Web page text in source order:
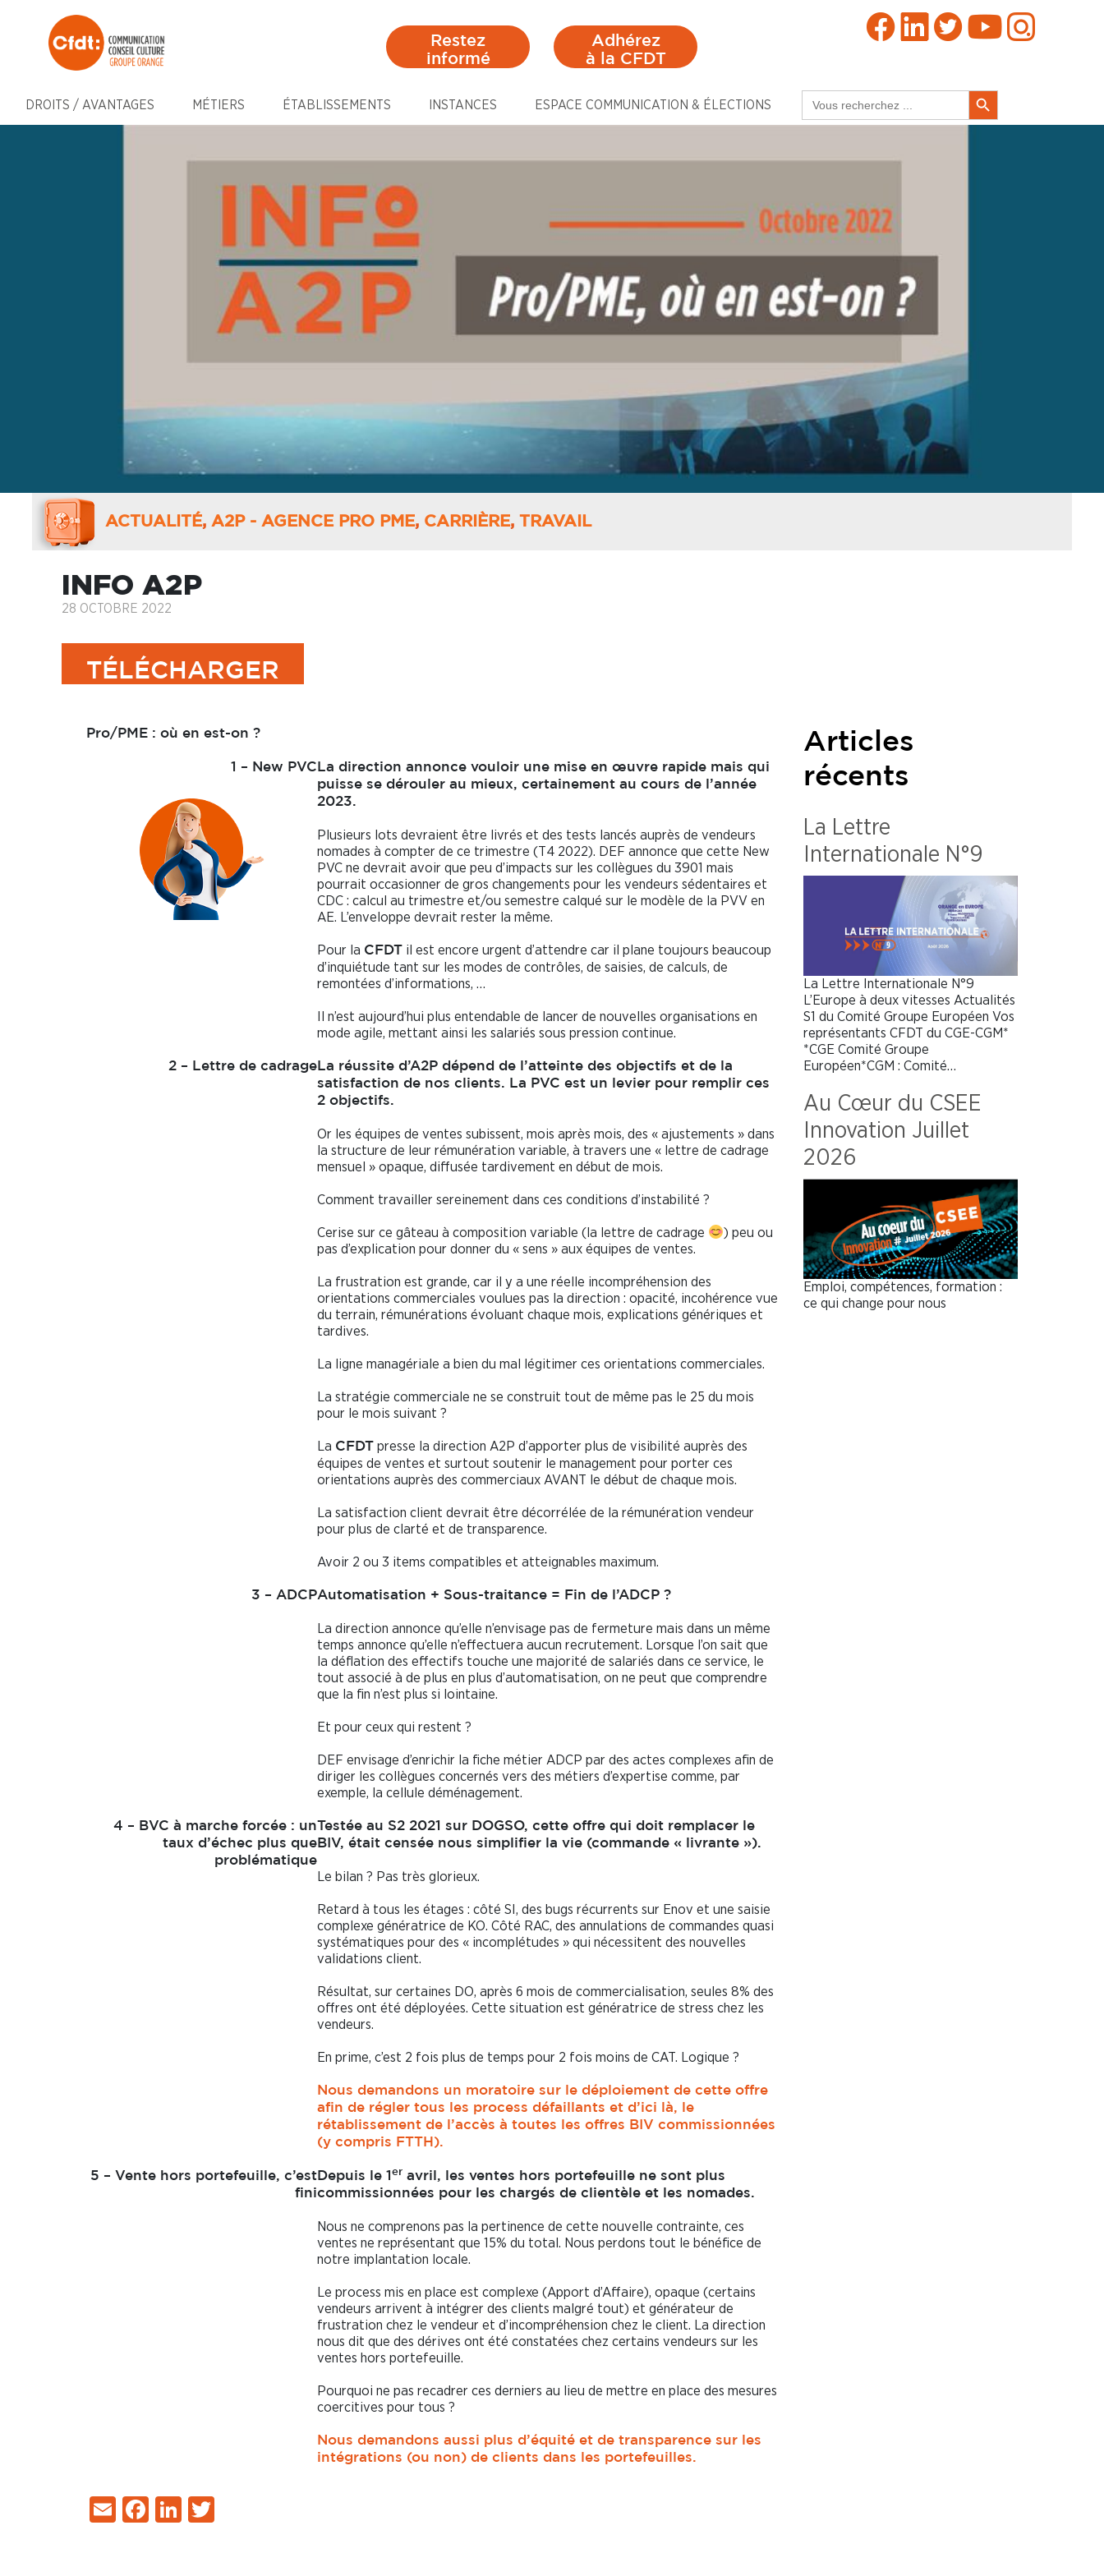
Restez
informé
Adhérez
à la CFDT
DROITS / AVANTAGES MÉTIERS ÉTABLISSEMENTS INSTANCES ESPACE COMMUNICATION & ÉLECTIONS
for:
Search Button
ACTUALITÉ, A2P - AGENCE PRO PME, CARRIÈRE, TRAVAIL
INFO A2P
28 OCTOBRE 2022
TÉLÉCHARGER
Pro/PME : où en est-on ?
1 – New PVC La direction annonce vouloir une mise en œuvre rapide mais qui
puisse se dérouler au mieux, certainement au cours de l’année
2023.
Plusieurs lots devraient être livrés et des tests lancés auprès de vendeurs
nomades à compter de ce trimestre (T4 2022). DEF annonce que cette New
PVC ne devrait avoir que peu d’impacts sur les collègues du 3901 mais
pourrait occasionner de gros changements pour les vendeurs sédentaires et
CDC : calcul au trimestre et/ou semestre calqué sur le modèle de la PVV en
AE. L’enveloppe devrait rester la même.
Pour la CFDT il est encore urgent d’attendre car il plane toujours beaucoup
d’inquiétude tant sur les modes de contrôles, de saisies, de calculs, de
remontées d’informations, …
Il n’est aujourd’hui plus entendable de lancer de nouvelles organisations en
mode agile, mettant ainsi les salariés sous pression continue.
2 – Lettre de cadrageLa réussite d’A2P dépend de l’atteinte des objectifs et de la
satisfaction de nos clients. La PVC est un levier pour remplir ces
2 objectifs.
Or les équipes de ventes subissent, mois après mois, des « ajustements » dans
la structure de leur rémunération variable, à travers une « lettre de cadrage
mensuel » opaque, diffusée tardivement en début de mois.
Comment travailler sereinement dans ces conditions d’instabilité ?
Cerise sur ce gâteau à composition variable (la lettre de cadrage
) peu ou
pas d’explication pour donner du « sens » aux équipes de ventes.
La frustration est grande, car il y a une réelle incompréhension des
orientations commerciales voulues pas la direction : opacité, incohérence vue
du terrain, rémunérations évoluant chaque mois, explications génériques et
tardives.
La ligne managériale a bien du mal légitimer ces orientations commerciales.
La stratégie commerciale ne se construit tout de même pas le 25 du mois
pour le mois suivant ?
La CFDT presse la direction A2P d’apporter plus de visibilité auprès des
équipes de ventes et surtout soutenir le management pour porter ces
orientations auprès des commerciaux AVANT le début de chaque mois.
La satisfaction client devrait être décorrélée de la rémunération vendeur
pour plus de clarté et de transparence.
Avoir 2 ou 3 items compatibles et atteignables maximum.
3 – ADCPAutomatisation + Sous-traitance = Fin de l’ADCP ?
La direction annonce qu’elle n’envisage pas de fermeture mais dans un même
temps annonce qu’elle n’effectuera aucun recrutement. Lorsque l’on sait que
la déflation des effectifs touche une majorité de salariés dans ce service, le
tout associé à de plus en plus d’automatisation, on ne peut que comprendre
que la fin n’est plus si lointaine.
Et pour ceux qui restent ?
DEF envisage d’enrichir la fiche métier ADCP par des actes complexes afin de
diriger les collègues concernés vers des métiers d’expertise comme, par
exemple, la cellule déménagement.
4 – BVC à marche forcée : un
taux d’échec plus que
problématique
Testée au S2 2021 sur DOGSO, cette offre qui doit remplacer le
BIV, était censée nous simplifier la vie (commande « livrante »).
Le bilan ? Pas très glorieux.
Retard à tous les étages : côté SI, des bugs récurrents sur Enov et une saisie
complexe génératrice de KO. Côté RAC, des annulations de commandes quasi
systématiques pour des « incomplétudes » qui nécessitent des nouvelles
validations client.
Résultat, sur certaines DO, après 6 mois de commercialisation, seules 8% des
offres ont été déployées. Cette situation est génératrice de stress chez les
vendeurs.
En prime, c’est 2 fois plus de temps pour 2 fois moins de CAT. Logique ?
Nous demandons un moratoire sur le déploiement de cette offre
afin de régler tous les process défaillants et d’ici là, le
rétablissement de l’accès à toutes les offres BIV commissionnées
(y compris FTTH).
5 – Vente hors portefeuille, c’est
fini
Depuis le 1 er avril, les ventes hors portefeuille ne sont plus
commissionnées pour les chargés de clientèle et les nomades.
Nous ne comprenons pas la pertinence de cette nouvelle contrainte, ces
ventes ne représentant que 15% du total. Nous perdons tout le bénéfice de
notre implantation locale.
Le process mis en place est complexe (Apport d’Affaire), opaque (certains
vendeurs arrivent à intégrer des clients malgré tout) et générateur de
frustration chez le vendeur et d’incompréhension chez le client. La direction
nous dit que des dérives ont été constatées chez certains vendeurs sur les
ventes hors portefeuille.
Pourquoi ne pas recadrer ces derniers au lieu de mettre en place des mesures
coercitives pour tous ?
Nous demandons aussi plus d’équité et de transparence sur les
intégrations (ou non) de clients dans les portefeuilles.
EmailFacebook
LinkedIn
Articles
récents
La Lettre
Internationale N°9
La Lettre Internationale N°9
L’Europe à deux vitesses Actualités
S1 du Comité Groupe Européen Vos
représentants CFDT du CGE-CGM*
*CGE Comité Groupe
Européen*CGM : Comité…
Au Cœur du CSEE
Innovation Juillet
2026
Emploi, compétences, formation :
ce qui change pour nous